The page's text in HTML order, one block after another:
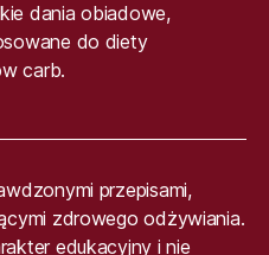
dania obiadowe,
do diety
carb.
przepisami,
zdrowego odżywiania.
edukacyjny i nie